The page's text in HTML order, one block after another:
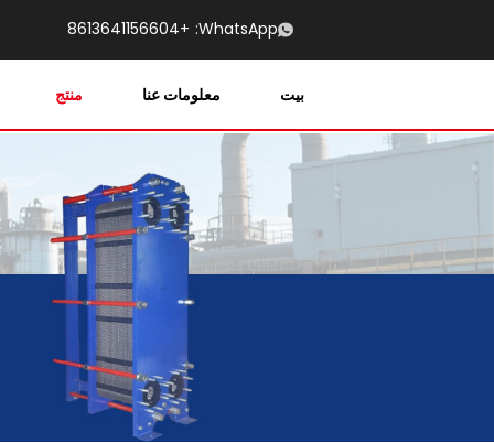
WhatsApp:
+8613641156604
بيت معلومات عنا منتج